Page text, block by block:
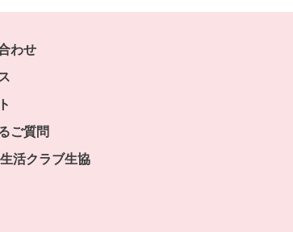
わせ
ご質問
活クラブ生協